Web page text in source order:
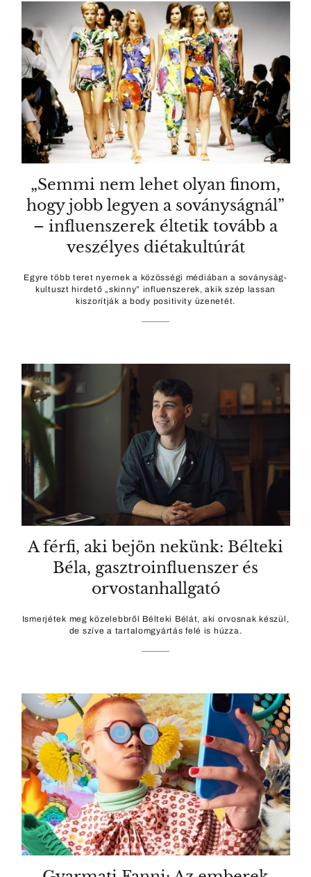
„Semmi nem lehet olyan finom,
hogy jobb legyen a soványságnál”
– influenszerek éltetik tovább a
veszélyes diétakultúrát
Egyre több teret nyernek a közösségi médiában a soványság-
kultuszt hirdető „skinny” influenszerek, akik szép lassan
kiszorítják a body positivity üzenetét.
A férfi, aki bejön nekünk: Bélteki
Béla, gasztroinfluenszer és
orvostanhallgató
Ismerjétek meg közelebbről Bélteki Bélát, aki orvosnak készül,
de szíve a tartalomgyártás felé is húzza.